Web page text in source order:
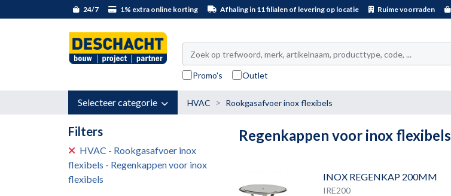
24/7 1% extra online korting Afhaling in 11 filialen of levering op locatie Ruime voorraden
Promo's Outlet
Selecteer categorie HVAC Rookgasafvoer inox flexibels
Filters
HVAC - Rookgasafvoer inox
flexibels - Regenkappen voor inox
flexibels
Regenkappen voor inox flexibels
INOX REGENKAP 200MM
IRE200